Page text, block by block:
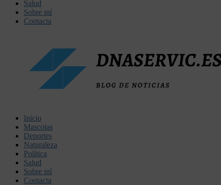
Salud
Sobre mí
Contacta
dnaservic.es
Inicio
Mascotas
Deportes
Naturaleza
Política
Salud
Sobre mí
Contacta